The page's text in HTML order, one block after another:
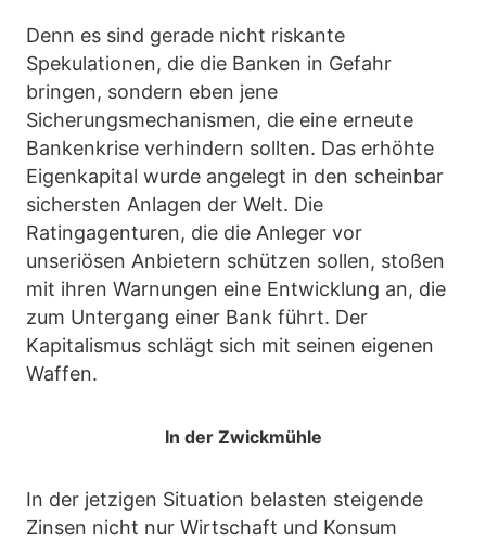
Denn es sind gerade nicht riskante
Spekulationen, die die Banken in Gefahr
bringen, sondern eben jene
Sicherungsmechanismen, die eine erneute
Bankenkrise verhindern sollten. Das erhöhte
Eigenkapital wurde angelegt in den scheinbar
sichersten Anlagen der Welt. Die
Ratingagenturen, die die Anleger vor
unseriösen Anbietern schützen sollen, stoßen
mit ihren Warnungen eine Entwicklung an, die
zum Untergang einer Bank führt. Der
Kapitalismus schlägt sich mit seinen eigenen
Waffen.
In der Zwickmühle
In der jetzigen Situation belasten steigende
Zinsen nicht nur Wirtschaft und Konsum